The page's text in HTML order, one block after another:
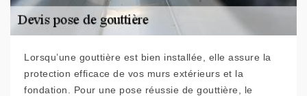
Lorsqu’une gouttière est bien installée, elle assure la
protection efficace de vos murs extérieurs et la
fondation. Pour une pose réussie de gouttière, le